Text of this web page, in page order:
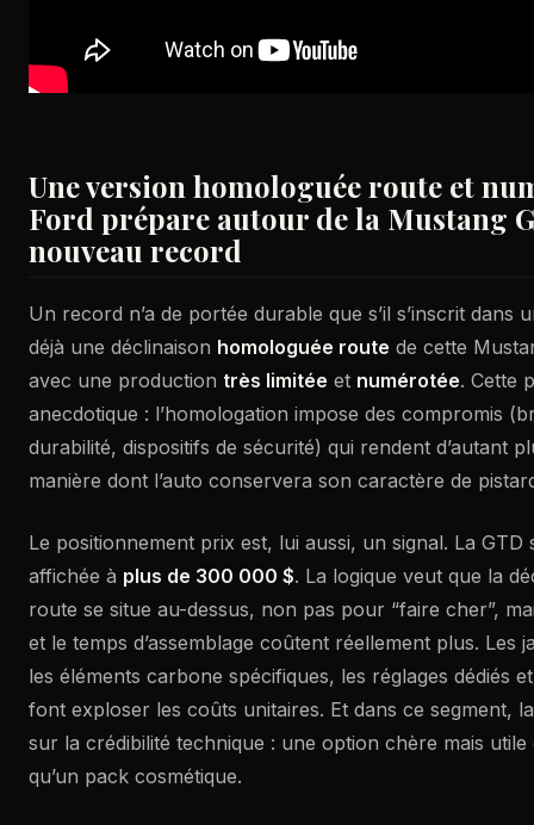
Une version homologuée route et
Ford prépare autour de la Mustang
nouveau record
Un record n’a de portée durable que s’il s’inscrit dans
déjà une déclinaison homologuée route de cette
avec une production très limitée et numérotée. Cette
anecdotique : l’homologation impose des compromis
durabilité, dispositifs de sécurité) qui rendent d’autant
manière dont l’auto conservera son caractère de
Le positionnement prix est, lui aussi, un signal. La GTD
affichée à plus de 300 000 $. La logique veut que la
route se situe au-dessus, non pas pour “faire cher”,
et le temps d’assemblage coûtent réellement plus. Les
les éléments carbone spécifiques, les réglages dédiés
font exploser les coûts unitaires. Et dans ce segment,
sur la crédibilité technique : une option chère mais utile
qu’un pack cosmétique.